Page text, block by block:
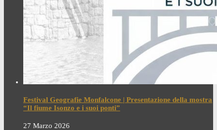
Festival Geografie Monfalcone | Presentazione della mostra
“Il fiume Isonzo e i suoi ponti”
27 Marzo 2026